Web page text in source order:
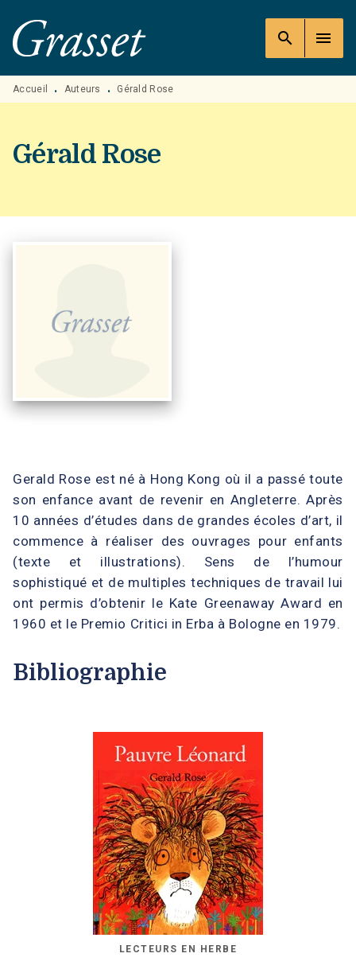
MENU RECHERCHE
PIED DE PAGE
search menu
Accueil • Auteurs • Gérald Rose
Gérald Rose
Gerald Rose est né à Hong Kong où il a passé toute
son enfance avant de revenir en Angleterre. Après
10 années d’études dans de grandes écoles d’art, il
commence à réaliser des ouvrages pour enfants
(texte et illustrations). Sens de l’humour
sophistiqué et de multiples techniques de travail lui
ont permis d’obtenir le Kate Greenaway Award en
1960 et le Premio Critici in Erba à Bologne en 1979.
Bibliographie
LECTEURS EN HERBE